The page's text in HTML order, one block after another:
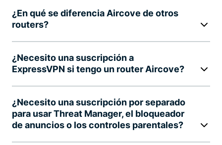
¿En qué se diferencia Aircove de otros
routers?
¿Necesito una suscripción a
ExpressVPN si tengo un router Aircove?
¿Necesito una suscripción por separado
para usar Threat Manager, el bloqueador
de anuncios o los controles parentales?